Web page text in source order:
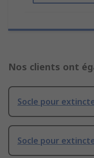
Nos clients ont
Socle pour
Socle pour